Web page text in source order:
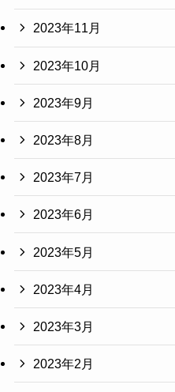
2023年11月
2023年10月
2023年9月
2023年8月
2023年7月
2023年6月
2023年5月
2023年4月
2023年3月
2023年2月